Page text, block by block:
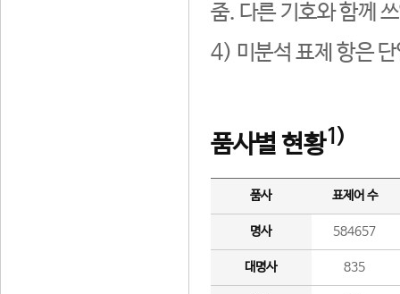
줌. 다른 기호와 함께
4) 미분석 표제 항은
품사별 현황1)
품사 표제어 수
명사 584657
대명사 835